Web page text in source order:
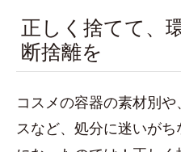
正しく捨てて、
断捨離を
コスメの容器の素材別
スなど、処分に迷いが